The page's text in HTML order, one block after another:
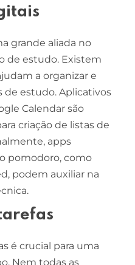
grande aliada no
de estudo. Existem
a organizar e
de estudo. Aplicativos
Calendar são
criação de listas de
apps
pomodoro, como
podem auxiliar na
é crucial para uma
Nem todas as